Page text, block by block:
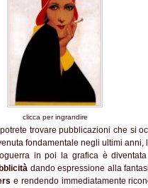
clicca per ingrandire
trovare pubblicazioni che si
fondamentale negli ultimi anni,
in poi la grafica è
dando espressione alla
e rendendo immediatamente